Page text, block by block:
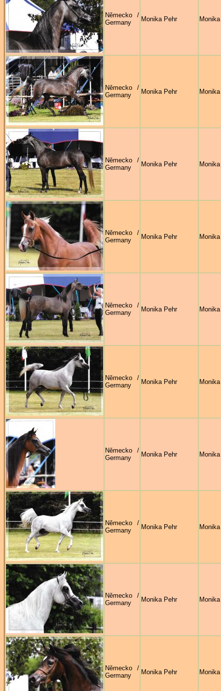
Německo /
Germany
Monika Pehr
Německo /
Germany
Monika Pehr
Německo /
Germany
Monika Pehr
Německo /
Germany
Monika Pehr
Německo /
Germany
Monika Pehr
Německo /
Germany
Monika Pehr
Německo /
Germany
Monika Pehr
Německo /
Germany
Monika Pehr
Německo /
Germany
Monika Pehr
Německo /
Germany
Monika Pehr